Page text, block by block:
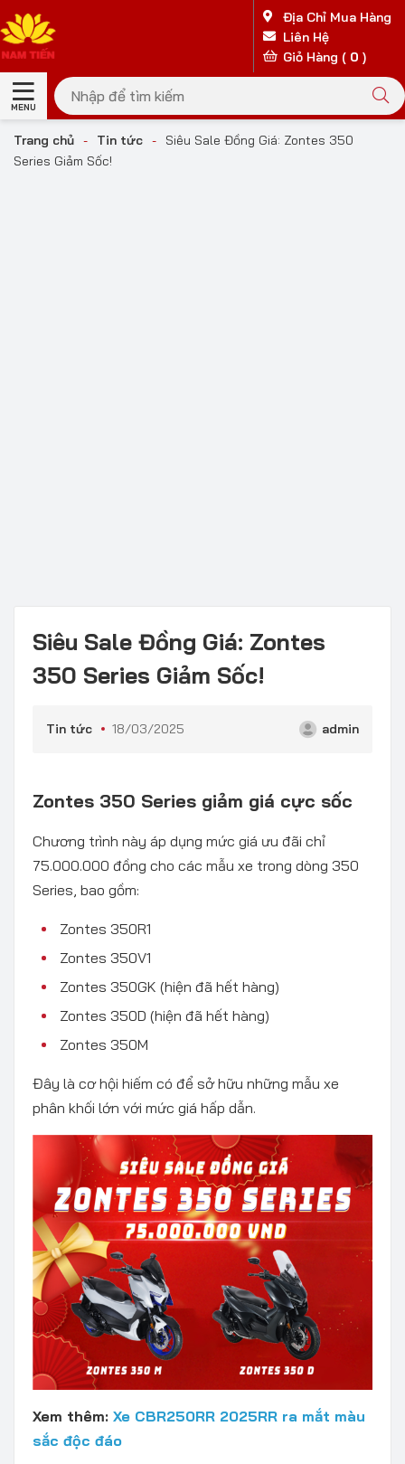
Địa Chỉ Mua Hàng
Liên Hệ
Giỏ Hàng ( 0 )
MENU
Trang chủ - Tin tức -
Siêu Sale Đồng Giá: Zontes 350
Series Giảm Sốc!
Siêu Sale Đồng Giá: Zontes
350 Series Giảm Sốc!
Tin tức 18/03/2025 admin
Zontes 350 Series giảm giá cực sốc
Chương trình này áp dụng mức giá ưu đãi chỉ
75.000.000 đồng cho các mẫu xe trong dòng 350
Series, bao gồm:​
Zontes 350R1​
Zontes 350V1
Zontes 350GK (hiện đã hết hàng)​
Zontes 350D (hiện đã hết hàng)​
Zontes 350M​
Đây là cơ hội hiếm có để sở hữu những mẫu xe
phân khối lớn với mức giá hấp dẫn.
Xem thêm: Xe CBR250RR 2025RR ra mắt màu
sắc độc đáo